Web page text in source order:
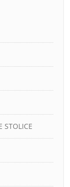
STOLICE